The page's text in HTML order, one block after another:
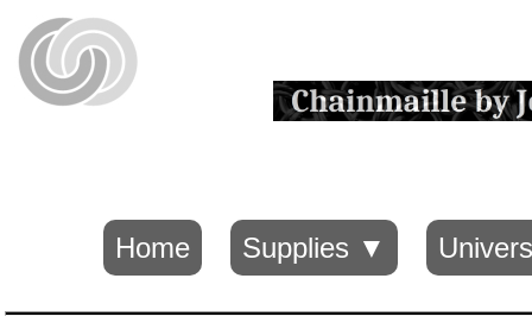
Home Supplies ▼